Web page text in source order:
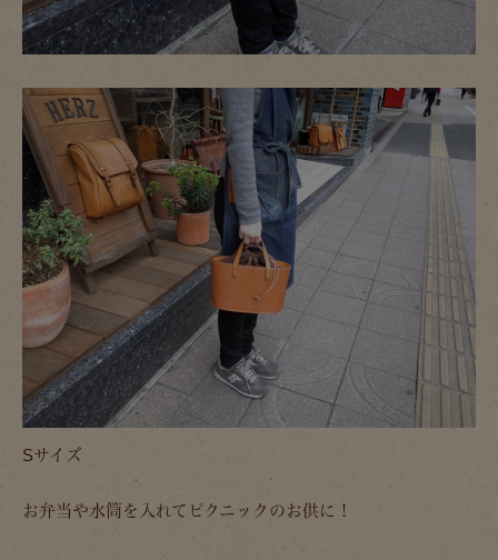
Sサイズ
お弁当や水筒を入れてピクニックのお供に！